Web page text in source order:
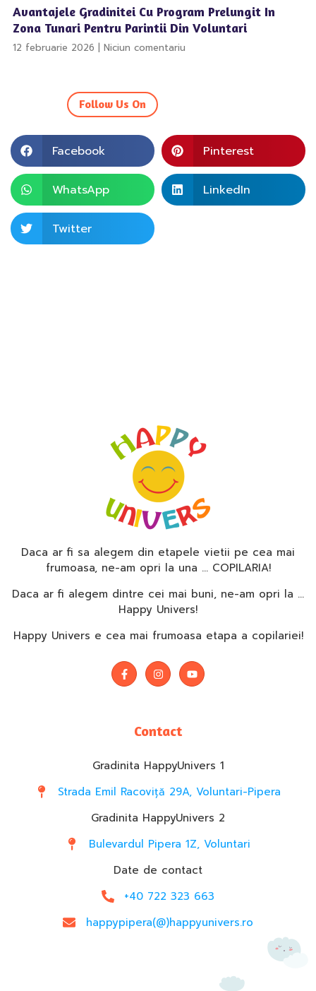
Avantajele Gradinitei Cu Program Prelungit In
Zona Tunari Pentru Parintii Din Voluntari
12 februarie 2026 Niciun comentariu
Follow Us On
Facebook Pinterest
WhatsApp LinkedIn
Twitter
Daca ar fi sa alegem din etapele vietii pe cea mai
frumoasa, ne-am opri la una … COPILARIA!
Daca ar fi alegem dintre cei mai buni, ne-am opri la …
Happy Univers!
Happy Univers e cea mai frumoasa etapa a copilariei!
Contact
Gradinita HappyUnivers 1
Strada Emil Racoviță 29A, Voluntari-Pipera
Gradinita HappyUnivers 2
Bulevardul Pipera 1Z, Voluntari
Date de contact
+40 722 323 663
happypipera(@)happyunivers.ro